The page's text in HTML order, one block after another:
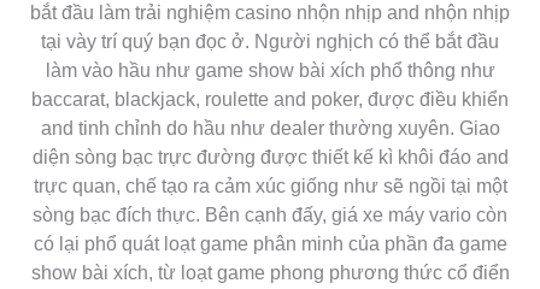
bắt đầu làm trải nghiệm casino nhộn nhịp and nhộn nhịp
tại vày trí quý bạn đọc ở. Người nghịch có thể bắt đầu
làm vào hầu như game show bài xích phổ thông như
baccarat, blackjack, roulette and poker, được điều khiển
and tinh chỉnh do hầu như dealer thường xuyên. Giao
diện sòng bạc trực đường được thiết kế kì khôi đáo and
trực quan, chế tạo ra cảm xúc giống như sẽ ngồi tại một
sòng bạc đích thực. Bên cạnh đấy, giá xe máy vario còn
có lại phổ quát loạt game phân minh của phần đa game
show bài xích, từ loạt game phong phương thức cổ điển